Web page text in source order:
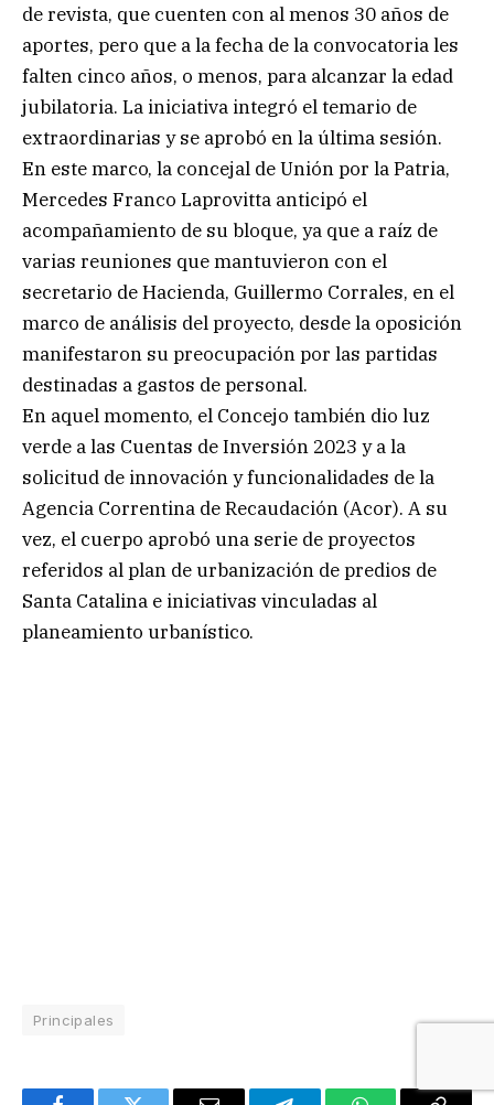
de revista, que cuenten con al menos 30 años de
aportes, pero que a la fecha de la convocatoria les
falten cinco años, o menos, para alcanzar la edad
jubilatoria. La iniciativa integró el temario de
extraordinarias y se aprobó en la última sesión.
En este marco, la concejal de Unión por la Patria,
Mercedes Franco Laprovitta anticipó el
acompañamiento de su bloque, ya que a raíz de
varias reuniones que mantuvieron con el
secretario de Hacienda, Guillermo Corrales, en el
marco de análisis del proyecto, desde la oposición
manifestaron su preocupación por las partidas
destinadas a gastos de personal.
En aquel momento, el Concejo también dio luz
verde a las Cuentas de Inversión 2023 y a la
solicitud de innovación y funcionalidades de la
Agencia Correntina de Recaudación (Acor). A su
vez, el cuerpo aprobó una serie de proyectos
referidos al plan de urbanización de predios de
Santa Catalina e iniciativas vinculadas al
planeamiento urbanístico.
Principales